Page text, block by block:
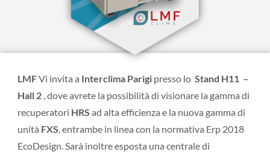
LMFVi invita a Interclima Parigi presso lo Stand H11 –
Hall 2 , dove avrete la possibilità di visionare la gamma di
recuperatori HRS ad alta efficienza e la nuova gamma di
unità FXS , entrambe in linea con la normativa Erp 2018
EcoDesign. Sarà inoltre esposta una centrale di